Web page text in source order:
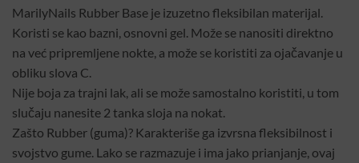
MarilyNails Rubber Base je izuzetno fleksibilan materijal.
Koristi se kao bazni, osnovni gel. Može se nanositi direktno
na već pripremljene nokte, a može se koristiti za ojačavanje u
obliku slova C.
Nije boja za trajni lak, ali se može samostalno koristiti, u tom
slučaju nanesite 2 tanka sloja na nokat.
Zašto Rubber (guma)? Karakteriše ga izvrsna fleksibilnost i
svojstvo gume. Lako se razmazuje i ima jako prianjanje, ovaj